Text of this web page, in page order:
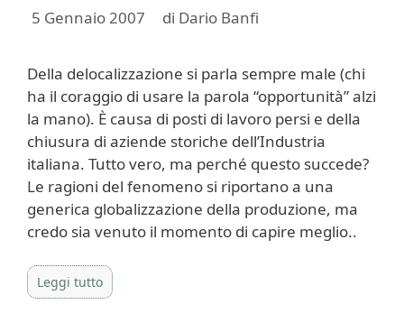
5 Gennaio 2007 di Dario Banfi
Della delocalizzazione si parla sempre male (chi
ha il coraggio di usare la parola “opportunità” alzi
la mano). È causa di posti di lavoro persi e della
chiusura di aziende storiche dell’Industria
italiana. Tutto vero, ma perché questo succede?
Le ragioni del fenomeno si riportano a una
generica globalizzazione della produzione, ma
credo sia venuto il momento di capire meglio..
Leggi tutto